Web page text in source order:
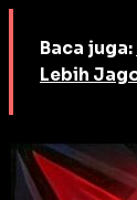
Baca juga:
Lebih